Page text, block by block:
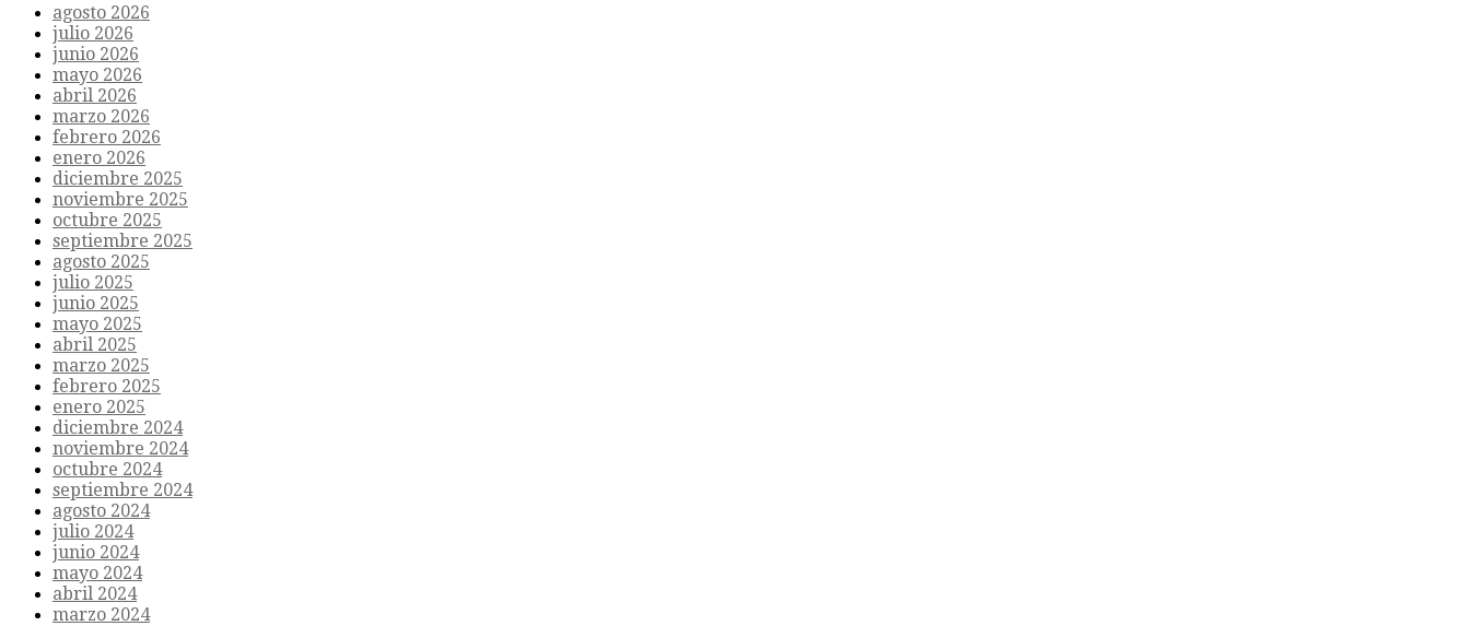
agosto 2026
julio 2026
junio 2026
mayo 2026
abril 2026
marzo 2026
febrero 2026
enero 2026
diciembre 2025
noviembre 2025
octubre 2025
septiembre 2025
agosto 2025
julio 2025
junio 2025
mayo 2025
abril 2025
marzo 2025
febrero 2025
enero 2025
diciembre 2024
noviembre 2024
octubre 2024
septiembre 2024
agosto 2024
julio 2024
junio 2024
mayo 2024
abril 2024
marzo 2024